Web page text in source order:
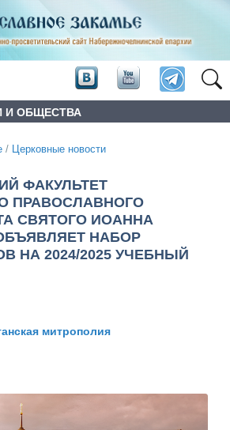
И ОБЩЕСТВА
/ Церковные новости
ФАКУЛЬТЕТ
ПРАВОСЛАВНОГО
СВЯТОГО ИОАННА
НАБОР
НА 2024/2025 УЧЕБНЫЙ
митрополия